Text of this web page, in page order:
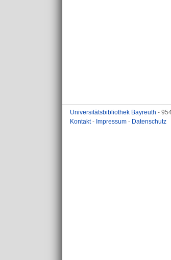
Universitätsbibliothek Bayreuth -
Kontakt- Impressum - Datenschutz